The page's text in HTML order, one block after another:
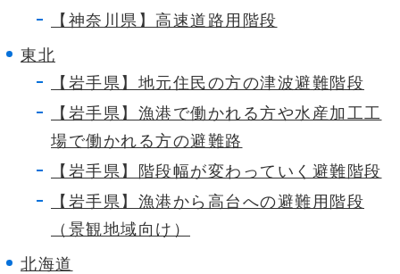
【神奈川県】高速道路用階段
東北
【岩手県】地元住民の方の津波避難階段
【岩手県】漁港で働かれる方や水産加工工
場で働かれる方の避難路
【岩手県】階段幅が変わっていく避難階段
【岩手県】漁港から高台への避難用階段
（景観地域向け）
北海道